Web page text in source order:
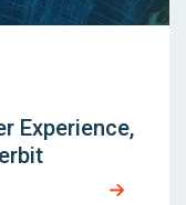
Experience,